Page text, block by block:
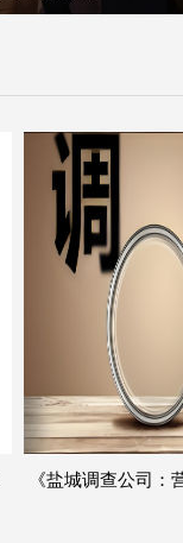
《盐城调查公司：